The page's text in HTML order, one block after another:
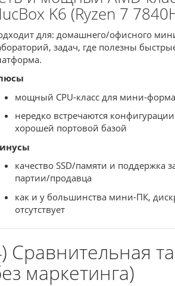
K6 (Ryzen 7
для: домашнего/офисного
задач, где полезны
мощный CPU-класс для мини-
нередко встречаются
хорошей портовой базой
качество SSD/памяти и поддержка
партии/продавца
как и у большинства мини-ПК,
отсутствует
Сравнительная
маркетинга)